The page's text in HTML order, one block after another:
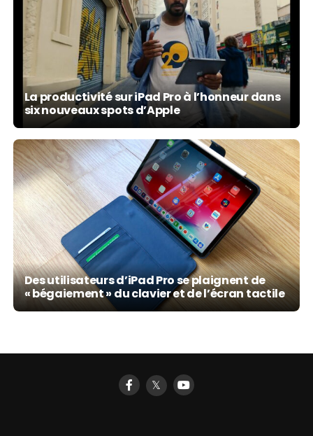
La productivité sur iPad Pro à l’honneur dans
six nouveaux spots d’Apple
Des utilisateurs d’iPad Pro se plaignent de
« bégaiement » du clavier et de l’écran tactile
𝕏